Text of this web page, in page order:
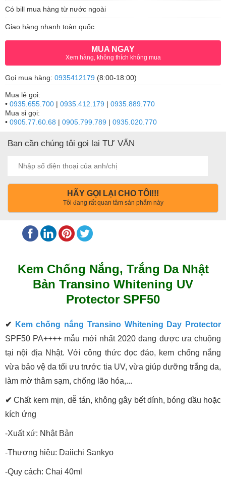
Có bill mua hàng từ nước ngoài
Giao hàng nhanh toàn quốc
MUA NGAY
Xem hàng, không thích không mua
Gọi mua hàng: 0935412179 (8:00-18:00)
Mua lẻ gọi:
• 0935.655.700 | 0935.412.179 | 0935.889.770
Mua sỉ gọi:
• 0905.77.60.68 | 0905.799.789 | 0935.020.770
Bạn cần chúng tôi gọi lại TƯ VẤN
HÃY GỌI LẠI CHO TÔI!!!
Tôi đang rất quan tâm sản phẩm này
Kem Chống Nắng, Trắng Da Nhật
Bản Transino Whitening UV
Protector SPF50
✔
Kem chống nắng Transino Whitening Day Protector
SPF50 PA++++ mẫu mới nhất 2020 đang được ưa chuộng
tại nội địa Nhật. Với công thức đọc đáo, kem chống nắng
vừa bảo vệ da tối ưu trước tia UV, vừa giúp dưỡng trắng da,
làm mờ thâm sạm, chống lão hóa,...
✔Chất kem mịn, dễ tán, không gây bết dính, bóng dầu hoặc
kích ứng
-Xuất xứ: Nhật Bản
-Thương hiệu: Daiichi Sankyo
-Quy cách: Chai 40ml